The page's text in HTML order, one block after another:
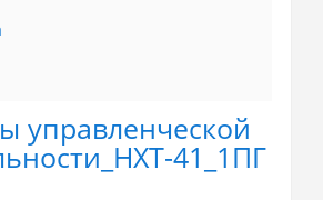
управленческой
41_1ПГ